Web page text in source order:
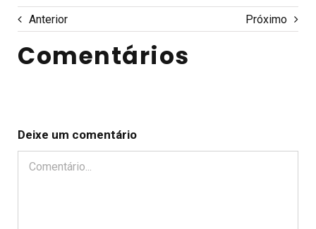
Anterior Próximo
Comentários
Deixe um comentário
Comentário